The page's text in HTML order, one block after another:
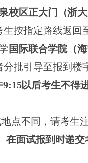
校区正大门（浙
按指定路线返回
国际联合学院（
批引导至报到楼
9:15以后考生不得
点不同，请考生
在面试报到时递交